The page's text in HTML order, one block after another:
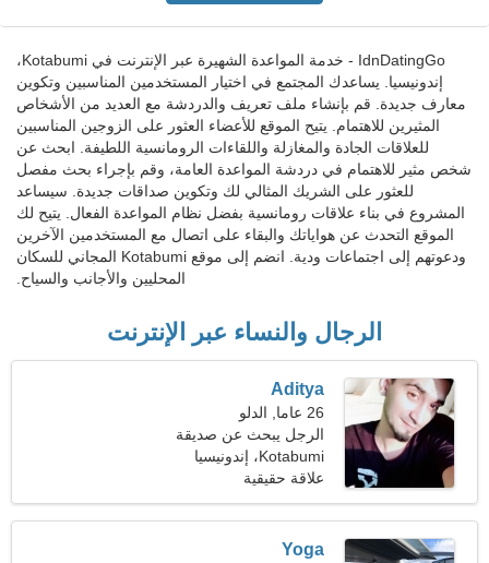
IdnDatingGo - خدمة المواعدة الشهيرة عبر الإنترنت في Kotabumi،
إندونيسيا. يساعدك المجتمع في اختيار المستخدمين المناسبين وتكوين
معارف جديدة. قم بإنشاء ملف تعريف والدردشة مع العديد من الأشخاص
المثيرين للاهتمام. يتيح الموقع للأعضاء العثور على الزوجين المناسبين
للعلاقات الجادة والمغازلة واللقاءات الرومانسية اللطيفة. ابحث عن
شخص مثير للاهتمام في دردشة المواعدة العامة، وقم بإجراء بحث مفصل
للعثور على الشريك المثالي لك وتكوين صداقات جديدة. سيساعد
المشروع في بناء علاقات رومانسية بفضل نظام المواعدة الفعال. يتيح لك
الموقع التحدث عن هواياتك والبقاء على اتصال مع المستخدمين الآخرين
ودعوتهم إلى اجتماعات ودية. انضم إلى موقع Kotabumi المجاني للسكان
المحليين والأجانب والسياح.
الرجال والنساء عبر الإنترنت
Aditya
26 عاما, الدلو
الرجل يبحث عن صديقة
Kotabumi، إندونيسيا
علاقة حقيقية
Yoga